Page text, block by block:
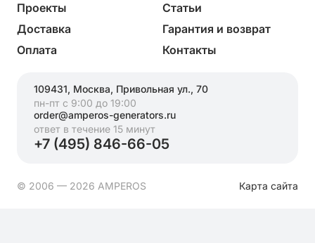
Проекты
Статьи
Доставка
Гарантия и возврат
Оплата
Контакты
109431, Москва, Привольная ул., 70
пн-пт с 9:00 до 19:00
order@amperos-generators.ru
ответ в течение 15 минут
+7 (495) 846-66-05
© 2006 — 2026 AMPEROS Карта сайта